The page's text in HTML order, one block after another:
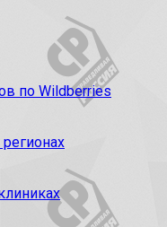
по Wildberries